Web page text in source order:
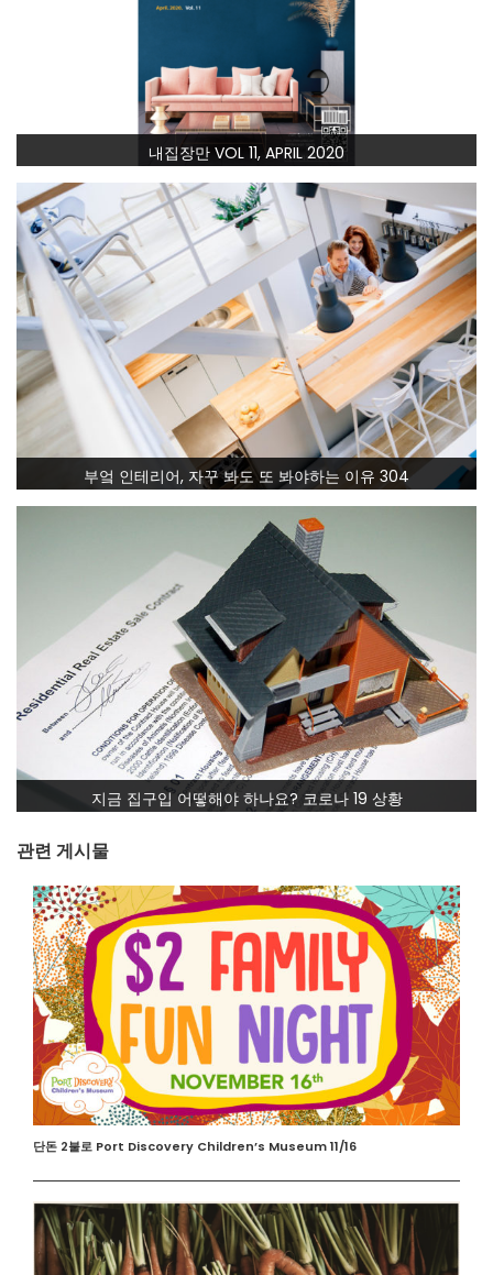
내집장만 VOL 11, APRIL 2020
부엌 인테리어, 자꾸 봐도 또 봐야하는 이유 304
지금 집구입 어떻해야 하나요? 코로나 19 상황
관련 게시물
단돈 2불로 Port Discovery Children’s Museum 11/16